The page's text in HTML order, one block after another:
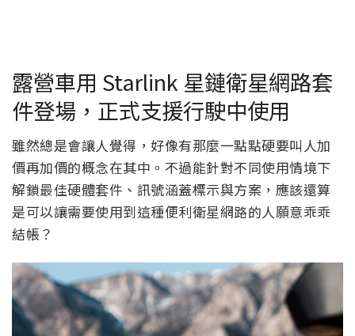
露營車用 Starlink 星鏈衛星網路套
件登場，正式支援行駛中使用
雖然總是會讓人覺得，好像有那麼一點點硬要叫人加
價再加價的概念在其中。不過能針對不同使用情境下
解鎖最佳硬體套件、訊號涵蓋標示與方案，應該還算
是可以讓需要使用到這種便利衛星網路的人願意乖乖
結帳？